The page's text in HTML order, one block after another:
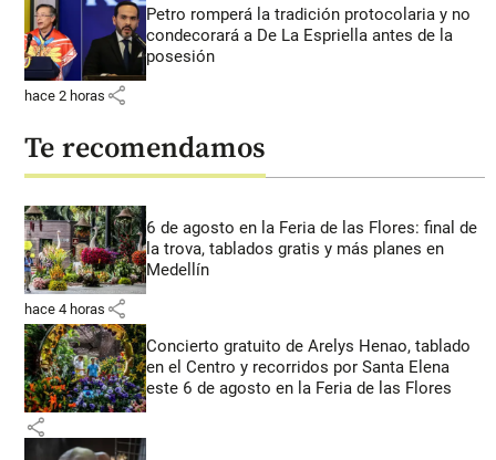
Petro romperá la tradición protocolaria y no
condecorará a De La Espriella antes de la
posesión
hace 2 horas share
Te recomendamos
6 de agosto en la Feria de las Flores: final de
la trova, tablados gratis y más planes en
Medellín
hace 4 horas share
Concierto gratuito de Arelys Henao, tablado
en el Centro y recorridos por Santa Elena
este 6 de agosto en la Feria de las Flores
share